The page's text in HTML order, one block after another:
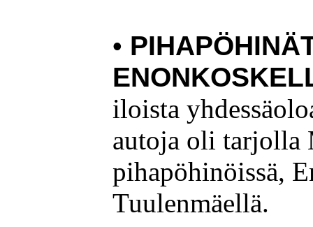
•
iloista
autoja oli tarjolla
pihapöhinöissä,
Tuulenmäellä.